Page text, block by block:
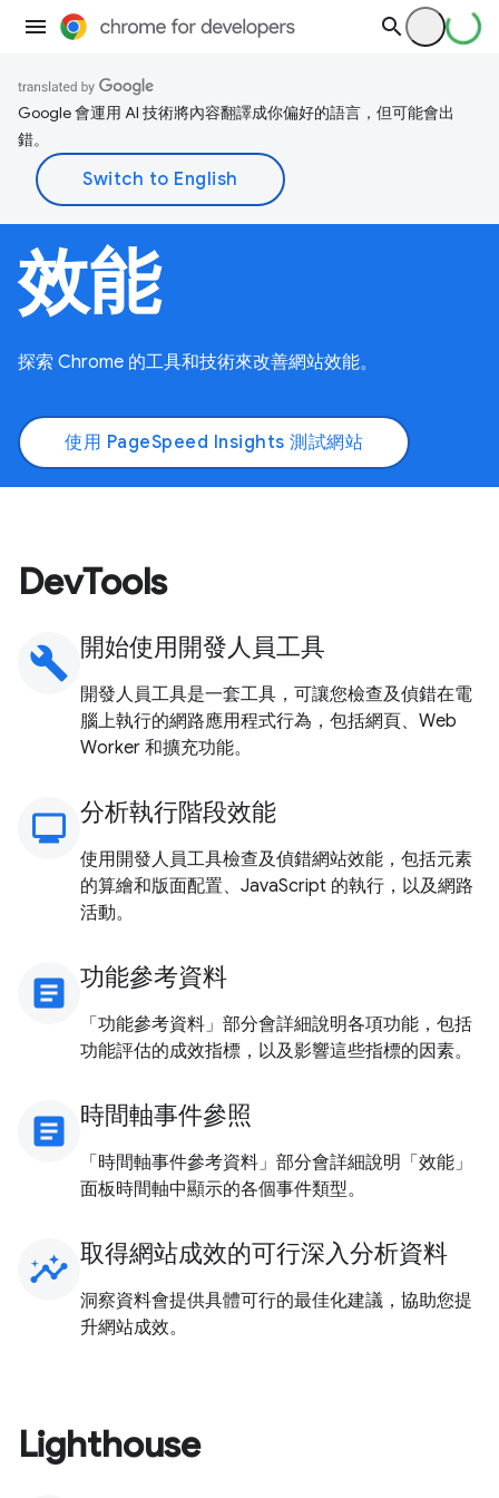
Google 會運用 AI 技術將內容翻譯成你偏好的語言，但可能會出
錯。
效能
探索 Chrome 的工具和技術來改善網站效能。
使用 PageSpeed Insights 測試網站
DevTools
build 開始使用開發人員工具
開發人員工具是一套工具，可讓您檢查及偵錯在電
腦上執行的網路應用程式行為，包括網頁、Web
Worker 和擴充功能。
monitoring
分析執行階段效能
使用開發人員工具檢查及偵錯網站效能，包括元素
的算繪和版面配置、JavaScript 的執行，以及網路
活動。
article 功能參考資料
「功能參考資料」部分會詳細說明各項功能，包括
功能評估的成效指標，以及影響這些指標的因素。
article 時間軸事件參照
「時間軸事件參考資料」部分會詳細說明「效能」
面板時間軸中顯示的各個事件類型。
insights 取得網站成效的可行深入分析資料
洞察資料會提供具體可行的最佳化建議，協助您提
升網站成效。
Lighthouse